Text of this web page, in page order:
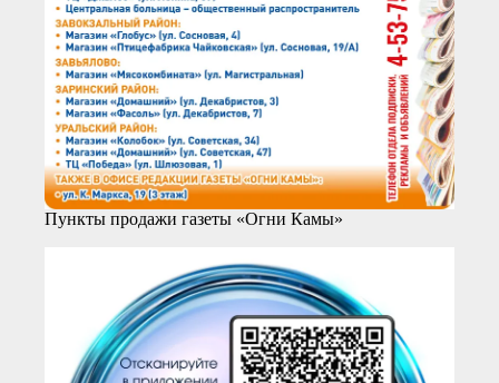
Пункты продажи газеты «Огни Камы»